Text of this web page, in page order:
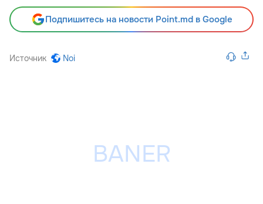
Подпишитесь на новости Point.md в Google
Источник Noi